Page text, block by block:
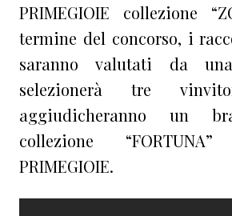
PRIMEGIOIE collezione
termine del concorso, i
saranno valutati da
selezionerà tre
aggiudicheranno un
collezione
PRIMEGIOIE.